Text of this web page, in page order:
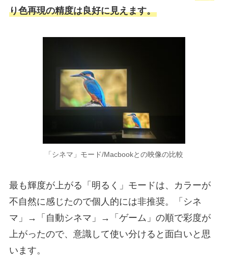
り色再現の精度は良好に見えます。
「シネマ」モード/Macbookとの映像の比較
最も輝度が上がる「明るく」モードは、カラーが
不自然に感じたので個人的には非推奨。「シネ
マ」→「自動シネマ」→「ゲーム」の順で彩度が
上がったので、意識して使い分けると面白いと思
います。